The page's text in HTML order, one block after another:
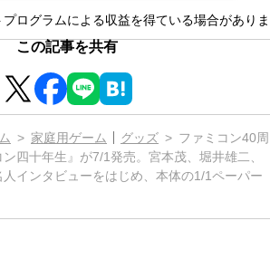
ログラムによる収益を得ている場合がありま
この記事を共有
家庭用ゲーム グッズ
ファミコン40周
四十年生』が7/1発売。宮本茂、堀井雄二、
インタビューをはじめ、本体の1/1ペーパー